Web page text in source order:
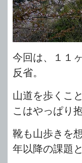
今回は、１１
反省。
山道を歩くこ
こはやっぱり
靴も山歩きを
年以降の課題